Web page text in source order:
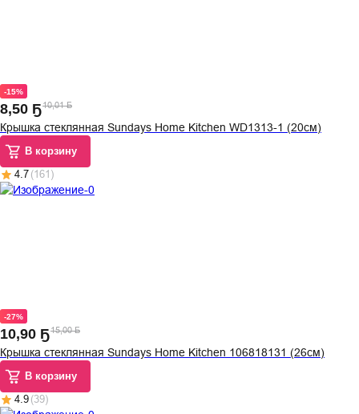
-15%
8,50 Ҕ10,01 Ҕ
Крышка стеклянная Sundays Home Kitchen WD1313-1 (20см)
В корзину
4.7 (161 )
-27%
10,90 Ҕ15,00 Ҕ
Крышка стеклянная Sundays Home Kitchen 106818131 (26см)
В корзину
4.9 (39)